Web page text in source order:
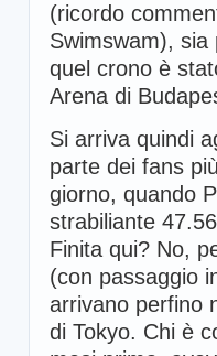
(ricordo
Swimswam), sia
quel crono è
Arena di
Si arriva quindi
parte dei fans
giorno, quando
strabiliante
Finita qui? No,
(con passaggio
arrivano perfino
di Tokyo. Chi è